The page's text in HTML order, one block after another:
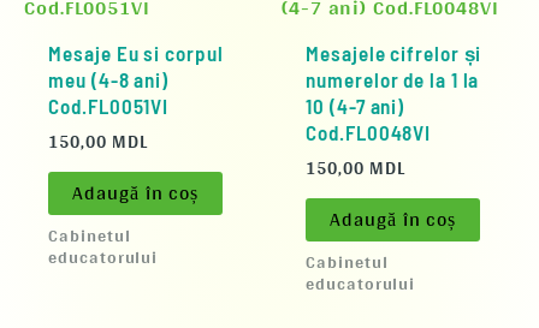
Mesaje Eu si corpul
meu (4-8 ani)
Cod.FL0051VI
150,00 MDL
Adaugă în coș
Cabinetul
educatorului
Mesajele cifrelor și
numerelor de la 1 la
10 (4-7 ani)
Cod.FL0048VI
150,00 MDL
Adaugă în coș
Cabinetul
educatorului